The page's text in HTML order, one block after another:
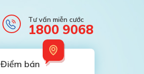
Tư vấn miễn cước
1800 9068
Điểm bán